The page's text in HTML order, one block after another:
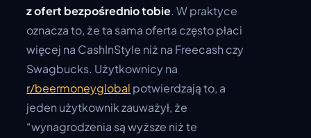
z ofert bezpośrednio tobie. W praktyce
oznacza to, że ta sama oferta często płaci
więcej na CashInStyle niż na Freecash czy
Swagbucks. Użytkownicy na
r/beermoneyglobal potwierdzają to, a
jeden użytkownik zauważył, że
“wynagrodzenia są wyższe niż te